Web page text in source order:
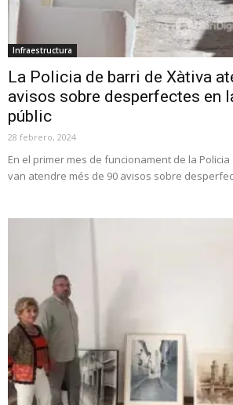
Infraestructura
La Policia de barri de Xàtiva
avisos sobre desperfectes en
públic
28 febrero, 2024
En el primer mes de funcionament de la
van atendre més de 90 avisos sobre